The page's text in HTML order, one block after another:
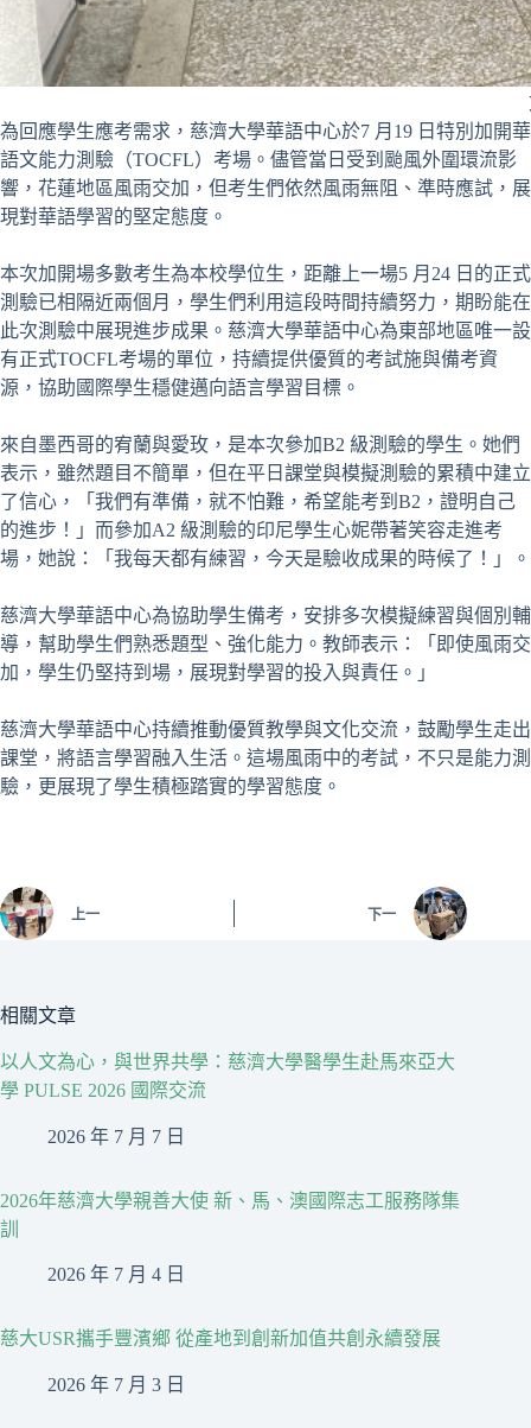
為回應學生應考需求，慈濟大學華語中心於7 月19 日特別加開華
語文能力測驗（TOCFL）考場。儘管當日受到颱風外圍環流影
響，花蓮地區風雨交加，但考生們依然風雨無阻、準時應試，展
現對華語學習的堅定態度。
本次加開場多數考生為本校學位生，距離上一場5 月24 日的正式
測驗已相隔近兩個月，學生們利用這段時間持續努力，期盼能在
此次測驗中展現進步成果。慈濟大學華語中心為東部地區唯一設
有正式TOCFL考場的單位，持續提供優質的考試施與備考資
源，協助國際學生穩健邁向語言學習目標。
來自墨西哥的宥蘭與愛玫，是本次參加B2 級測驗的學生。她們
表示，雖然題目不簡單，但在平日課堂與模擬測驗的累積中建立
了信心，「我們有準備，就不怕難，希望能考到B2，證明自己
的進步！」而參加A2 級測驗的印尼學生心妮帶著笑容走進考
場，她說：「我每天都有練習，今天是驗收成果的時候了！」。
慈濟大學華語中心為協助學生備考，安排多次模擬練習與個別輔
導，幫助學生們熟悉題型、強化能力。教師表示：「即使風雨交
加，學生仍堅持到場，展現對學習的投入與責任。」
慈濟大學華語中心持續推動優質教學與文化交流，鼓勵學生走出
課堂，將語言學習融入生活。這場風雨中的考試，不只是能力測
驗，更展現了學生積極踏實的學習態度。
上一 下一
相關文章
以人文為心，與世界共學：慈濟大學醫學生赴馬來亞大
學 PULSE 2026 國際交流
2026 年 7 月 7 日
2026年慈濟大學親善大使 新、馬、澳國際志工服務隊集
訓
2026 年 7 月 4 日
慈大USR攜手豐濱鄉 從產地到創新加值共創永續發展
2026 年 7 月 3 日